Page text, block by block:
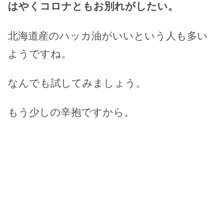
はやくコロナともお別れがしたい。
北海道産のハッカ油がいいという人も多い
ようですね。
なんでも試してみましょう。
もう少しの辛抱ですから。